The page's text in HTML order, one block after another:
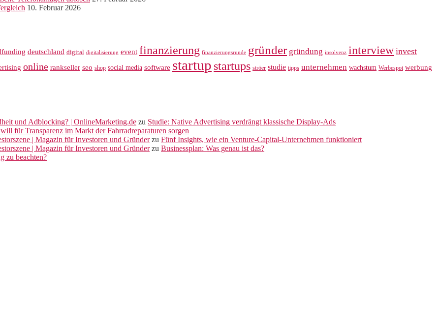
10. Februar 2026
deutschland digital digitalisierung event finanzierung finanzierungsrunde gründer gründung insolvenz interview invest
online rankseller seo shop social media software startup startups ströer studie tipps unternehmen wachstum Werbespot werbung
und Adblocking? | OnlineMarketing.de zu Studie: Native Advertising verdrängt klassische Display-Ads
für Transparenz im Markt der Fahrradreparaturen sorgen
| Magazin für Investoren und Gründerzu Fünf Insights, wie ein Venture-Capital-Unternehmen funktioniert
| Magazin für Investoren und Gründerzu Businessplan: Was genau ist das?
zu beachten?